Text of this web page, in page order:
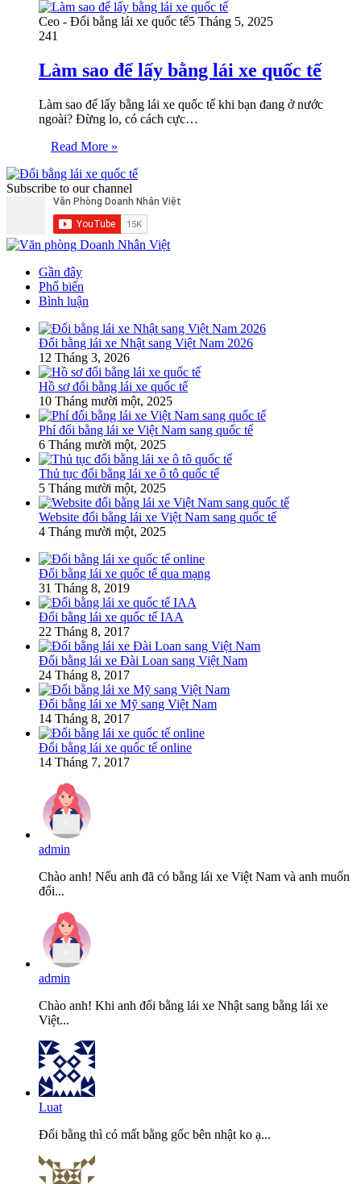
Ceo - Đổi bằng lái xe quốc tế5 Tháng 5, 2025
241
Làm sao để lấy bằng lái xe quốc tế
Làm sao để lấy bằng lái xe quốc tế khi bạn đang ở nước
ngoài? Đừng lo, có cách cực…
Read More »
Subscribe to our channel
Gần đây
Phổ biến
Bình luận
Đổi bằng lái xe Nhật sang Việt Nam 2026
12 Tháng 3, 2026
Hồ sơ đổi bằng lái xe quốc tế
10 Tháng mười một, 2025
Phí đổi bằng lái xe Việt Nam sang quốc tế
6 Tháng mười một, 2025
Thủ tục đổi bằng lái xe ô tô quốc tế
5 Tháng mười một, 2025
Website đổi bằng lái xe Việt Nam sang quốc tế
4 Tháng mười một, 2025
Đổi bằng lái xe quốc tế qua mạng
31 Tháng 8, 2019
Đổi bằng lái xe quốc tế IAA
22 Tháng 8, 2017
Đổi bằng lái xe Đài Loan sang Việt Nam
24 Tháng 8, 2017
Đổi bằng lái xe Mỹ sang Việt Nam
14 Tháng 8, 2017
Đổi bằng lái xe quốc tế online
14 Tháng 7, 2017
admin
Chào anh! Nếu anh đã có bằng lái xe Việt Nam và anh muốn
đổi...
admin
Chào anh! Khi anh đổi bằng lái xe Nhật sang bằng lái xe
Việt...
Luat
Đổi bằng thì có mất bằng gốc bên nhật ko ạ...